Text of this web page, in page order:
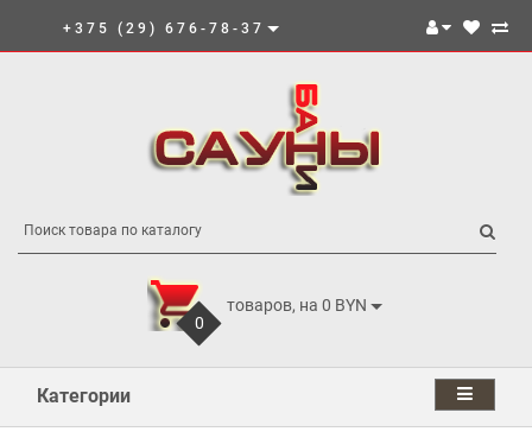
+375 (29) 676-78-37
0
товаров, на 0 BYN
Категории